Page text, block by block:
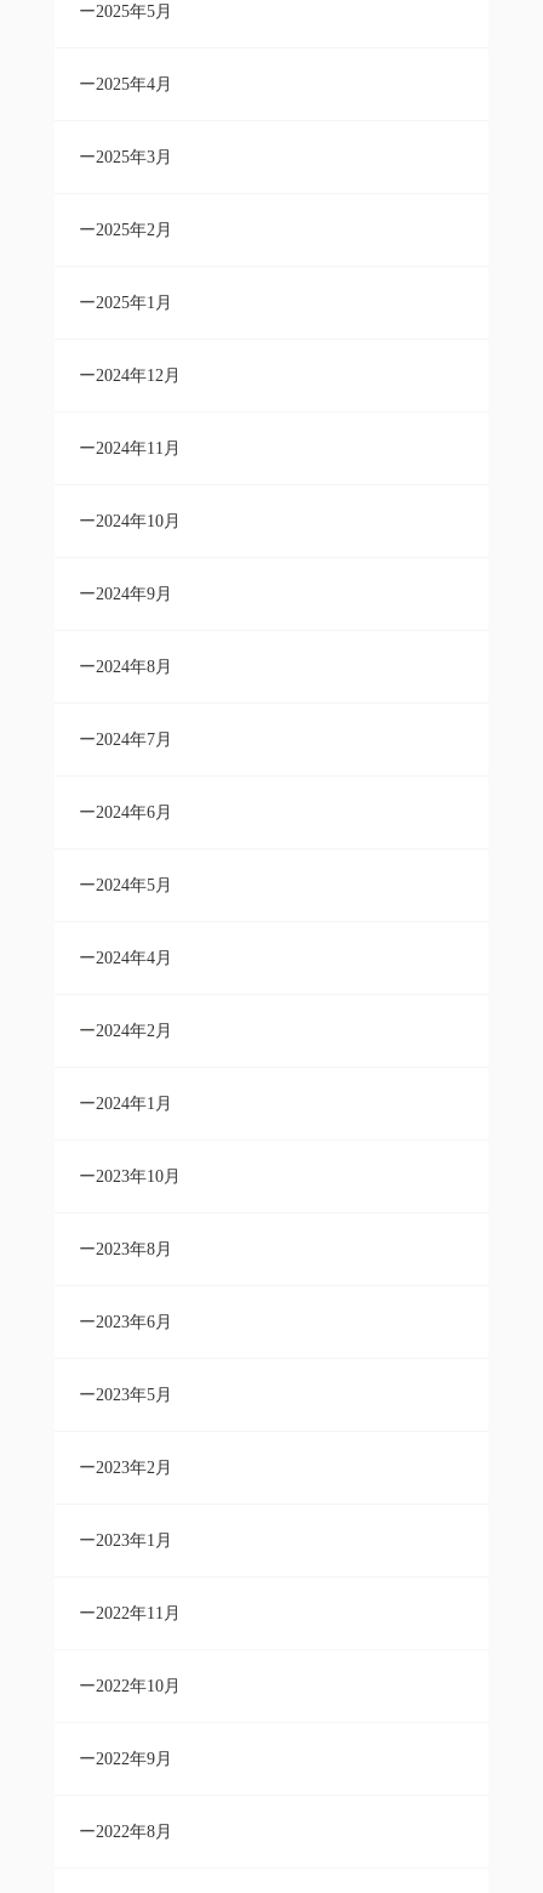
2025年5月
2025年4月
2025年3月
2025年2月
2025年1月
2024年12月
2024年11月
2024年10月
2024年9月
2024年8月
2024年7月
2024年6月
2024年5月
2024年4月
2024年2月
2024年1月
2023年10月
2023年8月
2023年6月
2023年5月
2023年2月
2023年1月
2022年11月
2022年10月
2022年9月
2022年8月